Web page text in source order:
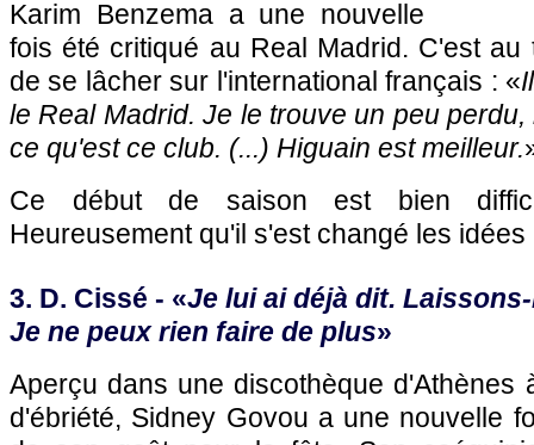
Karim Benzema a une nouvelle
fois été critiqué au Real Madrid. C'est au
de se lâcher sur l'international français : «
le Real Madrid. Je le trouve un peu
ce qu'est ce club. (...) Higuain est meilleur.
Ce début de saison est bien
Heureusement qu'il s'est changé les
3. D. Cissé - «Je lui ai déjà dit.
Je ne peux rien faire de plus»
Aperçu dans une discothèque d'Athènes
d'ébriété, Sidney Govou a une nouvelle